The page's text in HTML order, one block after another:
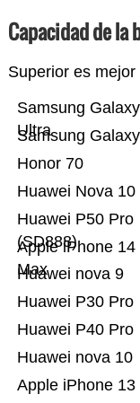
Capacidad de la
Superior es mejor
Apple iPhone 13
Huawei nova 10
Huawei P40 Pro
Huawei P30 Pro
Huawei nova 9
Apple iPhone 14
Max
Huawei P50 Pro
(SD888)
Huawei Nova 10
Honor 70
Samsung
Samsung
Ultra